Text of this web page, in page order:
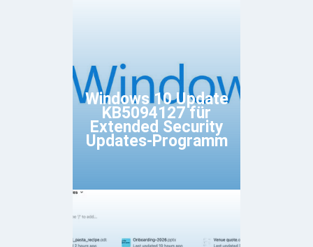
Windows 10 Update
KB5094127 für
Extended Security
Updates-Programm